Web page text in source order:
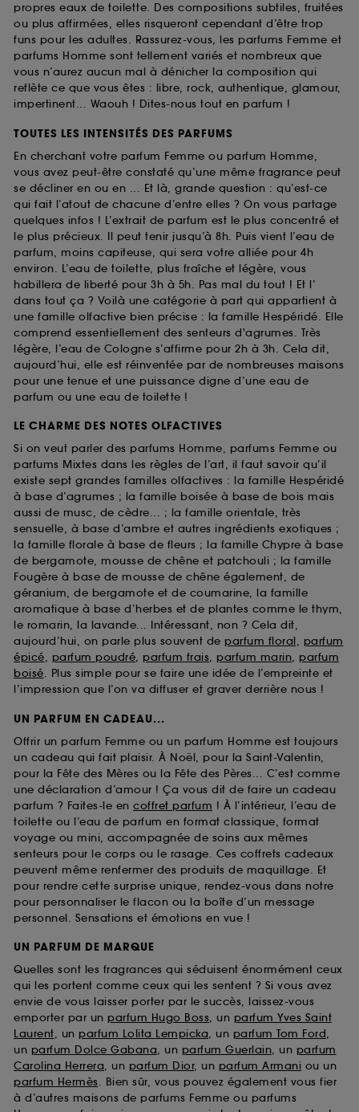
propres eaux de toilette. Des compositions subtiles, fruitées
ou plus affirmées, elles risqueront cependant d’être trop
funs pour les adultes. Rassurez-vous, les parfums Femme et
parfums Homme sont tellement variés et nombreux que
vous n’aurez aucun mal à dénicher la composition qui
reflète ce que vous êtes : libre, rock, authentique, glamour,
impertinent... Waouh ! Dites-nous tout en parfum !
TOUTES LES INTENSITÉS DES PARFUMS
En cherchant votre parfum Femme ou parfum Homme,
vous avez peut-être constaté qu’une même fragrance peut
se décliner en ou en ... Et là, grande question : qu’est-ce
qui fait l’atout de chacune d’entre elles ? On vous partage
quelques infos ! L’extrait de parfum est le plus concentré et
le plus précieux. Il peut tenir jusqu’à 8h. Puis vient l’eau de
parfum, moins capiteuse, qui sera votre alliée pour 4h
environ. L’eau de toilette, plus fraîche et légère, vous
habillera de liberté pour 3h à 5h. Pas mal du tout ! Et l’
dans tout ça ? Voilà une catégorie à part qui appartient à
une famille olfactive bien précise : la famille Hespéridé. Elle
comprend essentiellement des senteurs d'agrumes. Très
légère, l’eau de Cologne s’affirme pour 2h à 3h. Cela dit,
aujourd’hui, elle est réinventée par de nombreuses maisons
pour une tenue et une puissance digne d’une eau de
parfum ou une eau de toilette !
LE CHARME DES NOTES OLFACTIVES
Si on veut parler des parfums Homme, parfums Femme ou
parfums Mixtes dans les règles de l’art, il faut savoir qu’il
existe sept grandes familles olfactives : la famille Hespéridé
à base d’agrumes ; la famille boisée à base de bois mais
aussi de musc, de cèdre... ; la famille orientale, très
sensuelle, à base d’ambre et autres ingrédients exotiques ;
la famille florale à base de fleurs ; la famille Chypre à base
de bergamote, mousse de chêne et patchouli ; la famille
Fougère à base de mousse de chêne également, de
géranium, de bergamote et de coumarine, la famille
aromatique à base d’herbes et de plantes comme le thym,
le romarin, la lavande... Intéressant, non ? Cela dit,
aujourd’hui, on parle plus souvent de parfum floral, parfum
épicé, parfum poudré, parfum frais, parfum marin, parfum
boisé. Plus simple pour se faire une idée de l’empreinte et
l’impression que l’on va diffuser et graver derrière nous !
UN PARFUM EN CADEAU...
Offrir un parfum Femme ou un parfum Homme est toujours
un cadeau qui fait plaisir. À Noël, pour la Saint-Valentin,
pour la Fête des Mères ou la Fête des Pères... C’est comme
une déclaration d’amour ! Ça vous dit de faire un cadeau
parfum ? Faites-le en coffret parfum ! À l’intérieur, l’eau de
toilette ou l’eau de parfum en format classique, format
voyage ou mini, accompagnée de soins aux mêmes
senteurs pour le corps ou le rasage. Ces coffrets cadeaux
peuvent même renfermer des produits de maquillage. Et
pour rendre cette surprise unique, rendez-vous dans notre
pour personnaliser le flacon ou la boîte d’un message
personnel. Sensations et émotions en vue !
UN PARFUM DE MARQUE
Quelles sont les fragrances qui séduisent énormément ceux
qui les portent comme ceux qui les sentent ? Si vous avez
envie de vous laisser porter par le succès, laissez-vous
emporter par un parfum Hugo Boss, un parfum Yves Saint
Laurent, un parfum Lolita Lempicka, un parfum Tom Ford,
un parfum Dolce Gabana, un parfum Guerlain, un parfum
Carolina Herrera, un parfum Dior, un parfum Armani ou un
parfum Hermès. Bien sûr, vous pouvez également vous fier
à d’autres maisons de parfums Femme ou parfums